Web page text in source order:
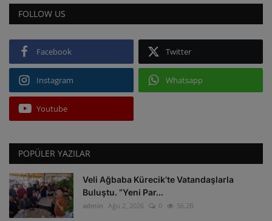
FOLLOW US
Facebook Twitter
Instagram Whatsapp
Youtube
POPÜLER YAZILAR
Veli Ağbaba Kürecik’te Vatandaşlarla
Buluştu. “Yeni Par...
admin Ağu 2, 2026 0 56.2B